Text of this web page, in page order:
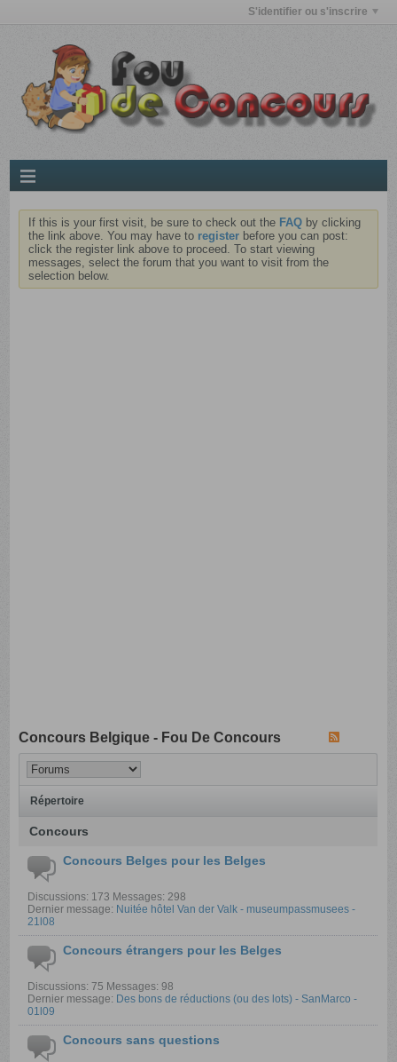
S'identifier ou s'inscrire
If this is your first visit, be sure to check out the FAQ by clicking
the link above. You may have to register before you can post:
click the register link above to proceed. To start viewing
messages, select the forum that you want to visit from the
selection below.
Concours Belgique - Fou De Concours
Répertoire
Concours
Concours Belges pour les Belges
Discussions: 173 Messages: 298
Dernier message: Nuitée hôtel Van der Valk - museumpassmusees -
21l08
Concours étrangers pour les Belges
Discussions: 75 Messages: 98
Dernier message: Des bons de réductions (ou des lots) - SanMarco -
01l09
Concours sans questions